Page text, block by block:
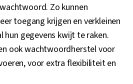
Zo kunnen
toegang krijgen en verkleinen
hun gegevens kwijt te raken.
ook wachtwoordherstel voor
voor extra flexibiliteit en